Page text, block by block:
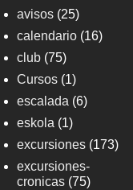
avisos (25)
calendario (16)
club (75)
Cursos (1)
escalada (6)
eskola (1)
excursiones (173)
excursiones-
cronicas (75)